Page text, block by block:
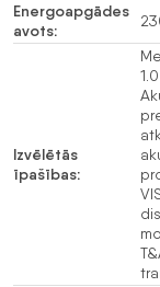
Energoapgādes
avots:
Izvēlētās
īpašības: